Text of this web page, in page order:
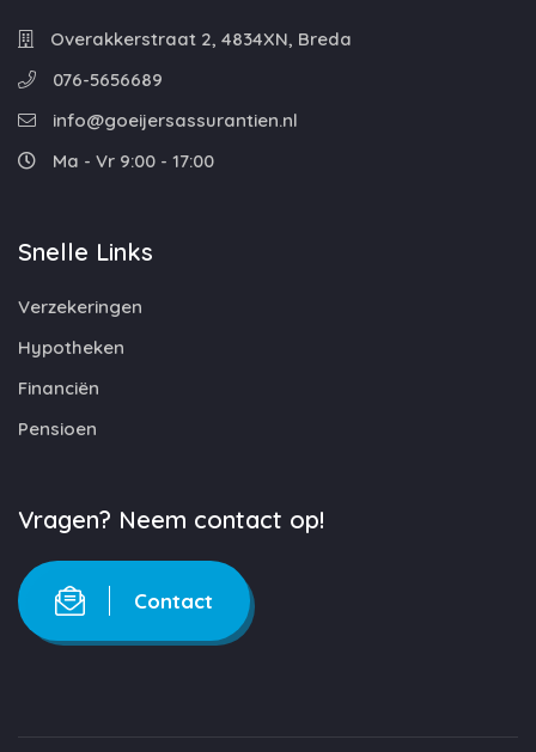
Overakkerstraat 2, 4834XN, Breda
076-5656689
info@goeijersassurantien.nl
Ma - Vr 9:00 - 17:00
Snelle Links
Verzekeringen
Hypotheken
Financiën
Pensioen
Vragen? Neem contact op!
Contact